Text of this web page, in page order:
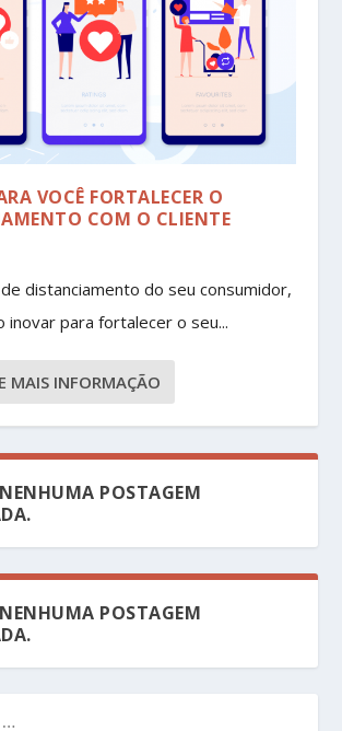
VOCÊ FORTALECER O
COM O CLIENTE
distanciamento do seu consumidor,
inovar para fortalecer o seu...
MAIS INFORMAÇÃO
POSTAGEM
POSTAGEM